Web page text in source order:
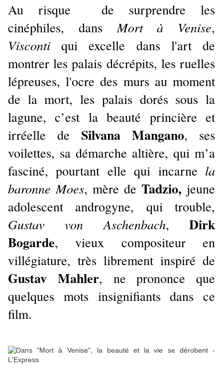
Au risque de surprendre les
cinéphiles, dans Mort à Venise,
Visconti qui excelle dans l'art de
montrer les palais décrépits, les ruelles
lépreuses, l'ocre des murs au moment
de la mort, les palais dorés sous la
lagune, c’est la beauté princière et
irréelle de Silvana Mangano, ses
voilettes, sa démarche altière, qui m’a
fasciné, pourtant elle qui incarne la
baronne Moes, mère de Tadzio, jeune
adolescent androgyne, qui trouble,
Gustav von Aschenbach,Dirk
Bogarde, vieux compositeur en
villégiature, très librement inspiré de
Gustav Mahler, ne prononce que
quelques mots insignifiants dans ce
film.